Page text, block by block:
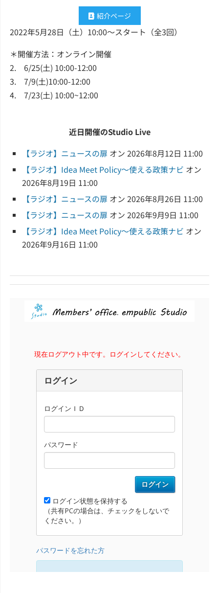
紹介ページ
2022年5月28日（土）10:00～スタート（全3回）
＊開催方法：オンライン開催
2. 6/25(土) 10:00-12:00
3. 7/9(土)10:00-12:00
4. 7/23(土) 10:00~12:00
近日開催のStudio Live
【ラジオ】ニュースの扉 オン 2026年8月12日 11:00
【ラジオ】Idea Meet Policy～使える政策ナビ オン
2026年8月19日 11:00
【ラジオ】ニュースの扉 オン 2026年8月26日 11:00
【ラジオ】ニュースの扉 オン 2026年9月9日 11:00
【ラジオ】Idea Meet Policy～使える政策ナビ オン
2026年9月16日 11:00